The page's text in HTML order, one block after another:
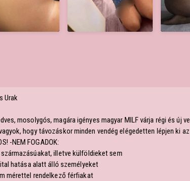
Urak
mosolygós, magára igényes magyar MILF várja régi és új
hogy távozáskor minden vendég elégedetten lépjen ki
-NEM FOGADOK:
illetve külföldieket sem
hatása alatt álló személyeket
mérettel rendelkező férfiakat